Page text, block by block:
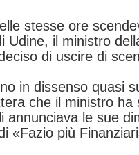
stesse ore
Udine, il ministro
di uscire di
in dissenso quasi
che il ministro
annunciava le sue
«Fazio più